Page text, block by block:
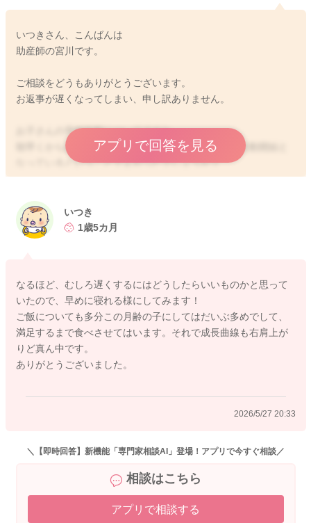
いつきさん、こんばんは
助産師の宮川です。
ご相談をどうもありがとうございます。
お返事が遅くなってしまい、申し訳ありません。
お子さんの早朝覚醒についてですね。
朝早くから起きているのですね。起きて、そのまま活動開始と
なっているということでよかったでしょうか？
お付き合いも大変になりますよね。
た。
そしていつきさんもできる限り一緒に早くお休みになるように
て、目を覚ますようになっていることはないかなと思いまし
た。
またもう少しお食事の量を増やしてみるのはどうかなとも思い
ました。
活動量が増えていると思いますので、ご飯やお野菜の量を試し
寝るにもエネルギーが必要になると言われることもあります。
どうぞよろしくお願いします。
アプリで回答を見る
いつき
1歳5カ月
なるほど、むしろ遅くするにはどうしたらいいものかと思って
いたので、早めに寝れる様にしてみます！
ご飯についても多分この月齢の子にしてはだいぶ多めでして、
満足するまで食べさせてはいます。それで成長曲線も右肩上が
りど真ん中です。
ありがとうございました。
2026/5/27 20:33
＼【即時回答】新機能「専門家相談AI」登場！アプリで今すぐ相談／
相談はこちら
アプリで相談する